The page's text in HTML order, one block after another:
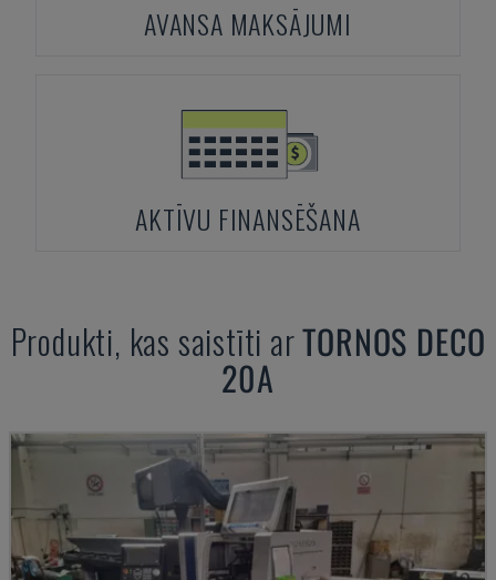
AVANSA MAKSĀJUMI
AKTĪVU FINANSĒŠANA
Produkti, kas saistīti arTORNOS DECO
20A